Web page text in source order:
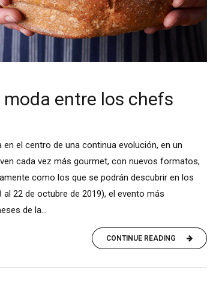
moda entre los chefs
el centro de una continua evolución, en un
cada vez más gourmet, con nuevos formatos,
como los que se podrán descubrir en los
22 de octubre de 2019), el evento más
de la...
CONTINUE READING